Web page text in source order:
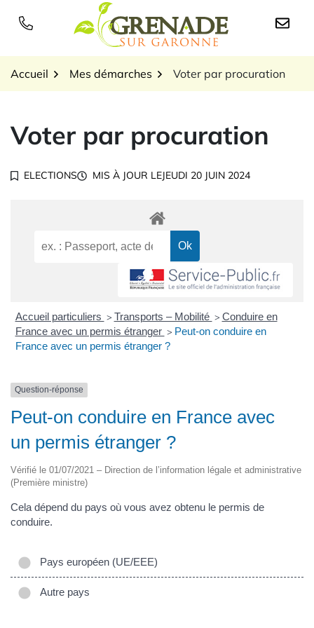
Logo Grenade sur
Accueil Mes démarches Voter par procuration
Voter par procuration
ELECTIONS MIS À JOUR LEJEUDI 20 JUIN 2024
Accueil particuliers > Transports – Mobilité > Conduire en
France avec un permis étranger > Peut-on conduire en
France avec un permis étranger ?
Question-réponse
Peut-on conduire en France avec
un permis étranger ?
Vérifié le 01/07/2021 – Direction de l’information légale et administrative
(Première ministre)
Cela dépend du pays où vous avez obtenu le permis de
conduire.
Pays européen (UE/EEE)
Autre pays